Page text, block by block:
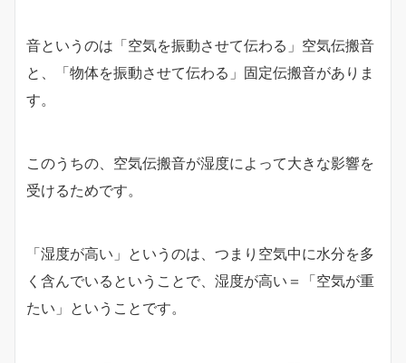
音というのは「空気を振動させて伝わる」空気伝搬音
と、「物体を振動させて伝わる」固定伝搬音がありま
す。
このうちの、空気伝搬音が湿度によって大きな影響を
受けるためです。
「湿度が高い」というのは、つまり空気中に水分を多
く含んでいるということで、湿度が高い＝「空気が重
たい」ということです。